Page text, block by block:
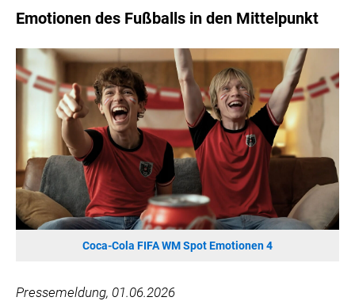
CULINARIUS
RECYCLEMICH-INITIATIVE
VIER HOCH VIER
ALFIES
HANNERSBERG
WILHELM-EXNER-MEDAILLEN STIFTUNG
ADMIRAL SPORTWETTEN
EWP RECYCLING PFAND ÖSTERREICH
ANNEMARIE CHARITY
SPECIAL OLYMPICS ÖSTERREICH
Emotionen des Fußballs in den Mittelpunkt
Coca-Cola FIFA WM Spot Emotionen 4
Pressemeldung, 01.06.2026